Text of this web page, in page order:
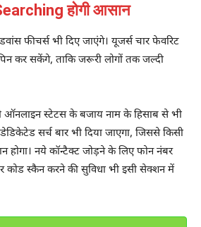
होगी आसान
फीचर्स भी दिए जाएंगे। यूजर्स चार फेवरिट
कर सकेंगे, ताकि जरूरी लोगों तक जल्दी
ऑनलाइन स्टेटस के बजाय नाम के हिसाब से भी
सर्च बार भी दिया जाएगा, जिससे किसी
होगा। नये कॉन्टैक्ट जोड़ने के लिए फोन नंबर
स्कैन करने की सुविधा भी इसी सेक्शन में